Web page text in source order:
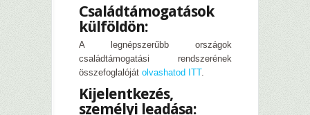
Családtámogatások
külföldön:
A legnépszerűbb országok
családtámogatási rendszerének
összefoglalóját olvashatod ITT.
Kijelentkezés,
személyi leadása: